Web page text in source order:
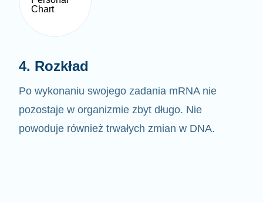
Po wykonaniu swojego zadania mRNA nie
pozostaje w organizmie zbyt długo. Nie
powoduje również trwałych zmian w DNA.